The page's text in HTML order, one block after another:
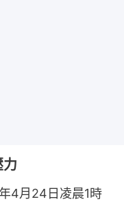
4月24日凌晨1時